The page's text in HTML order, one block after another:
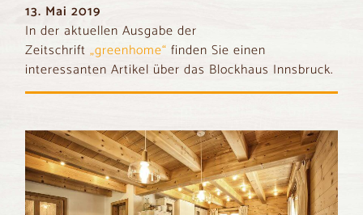
13. Mai 2019
In der aktuellen Ausgabe der
Zeitschrift „greenhome“ finden Sie einen
interessanten Artikel über das Blockhaus Innsbruck.